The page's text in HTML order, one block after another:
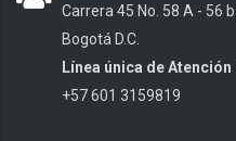
Carrera 45 No. 58 A - 56
Bogotá D.C.
Línea única de
+57 601 3159819